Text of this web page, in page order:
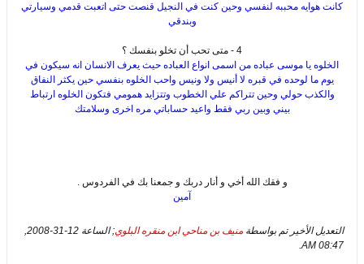
كانت هوايه محببه لنفسي وحين كنت في النجيل قنصت حتى اتعبت قدمي وسيارتي
وبندقي
4 - متى تحب أن تخلو بنفسك ؟
الخلوه يا موسى عباده من اسمى انواع العباده حيث يعرف الانسان انه سيكون في
يوم ما لوحده في قبره لا أنيس ولا ونيس واحب الخلوه بنفسي حين يكثر النفاق
والكذب حولي وحين تتراكم علي الخطوب وتتزايد همومي فتكون الخلوه ارتباط
بيني وبين ربي فقط واعيد حساباتي مره اخرى وسلامتك
و فقك الله أخي و أنار دربك و جمعنا بك في الفردوس .
آمين
التعديل الأخير تم بواسطة منيف بن مناحي ابن منقره البلوي; الساعة
12-31-2008,
08:47 AM
.